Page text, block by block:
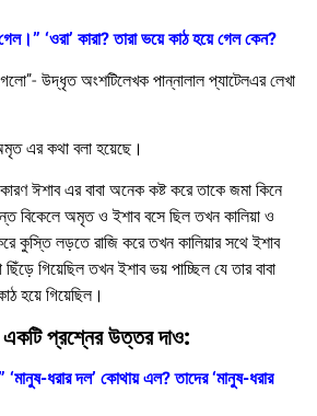
‘ওরা’ কারা? তারা ভয়ে কাঠ হয়ে গেল কেন?
উদ্ধৃত অংশটিলেখক পান্নালাল প্যাটেলএর লেখা
এর কথা বলা হয়েছে।
ঈশাব এর বাবা অনেক কষ্ট করে তাকে জমা কিনে
বিকেলে অমৃত ও ইশাব বসে ছিল তখন কালিয়া ও
কুস্তি লড়তে রাজি করে তখন কালিয়ার সথে ইশাব
গিয়েছিল তখন ইশাব ভয় পাচ্ছিল যে তার বাবা
হয়ে গিয়েছিল।
প্রশ্নের উত্তর দাও:
ধরার দল’ কোথায় এল? তাদের ‘মানুষ-ধরার